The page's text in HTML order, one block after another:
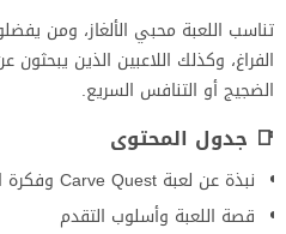
تناسب اللعبة محبي الألغاز، ومن
الفراغ، وكذلك اللاعبين الذين
الضجيج أو التنافس السريع.
📑 جدول المحتوى
نبذة عن لعبة Carve Quest وفكرة اللعب
قصة اللعبة وأسلوب التقدم